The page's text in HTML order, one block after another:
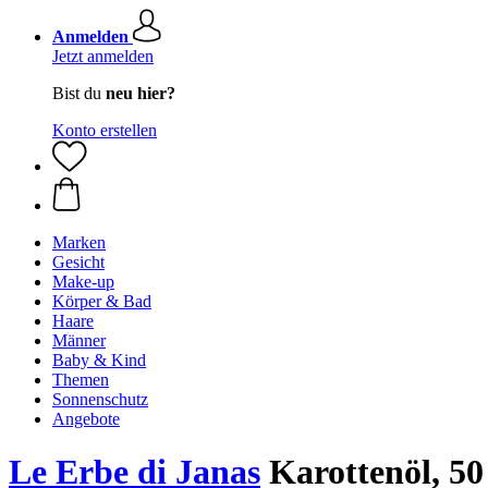
Anmelden
Jetzt anmelden
Bist du neu hier?
Konto erstellen
Marken
Gesicht
Make-up
Körper & Bad
Haare
Männer
Baby & Kind
Themen
Sonnenschutz
Angebote
Le Erbe di Janas Karottenöl,